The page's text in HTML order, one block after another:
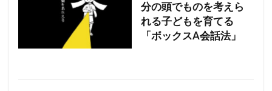
分の頭でものを考えら
れる子どもを育てる
「ボックスA会話法」